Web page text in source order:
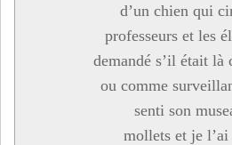
d’un chien qui
professeurs et les
demandé s’il était là
ou comme
senti son
mollets et je l’ai